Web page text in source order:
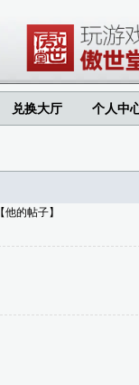
兑换大厅 个人中
【他的帖子】